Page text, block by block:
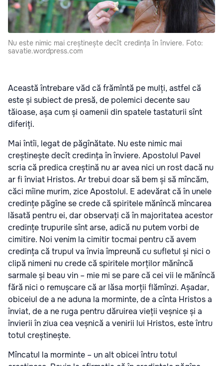
Nu este nimic mai creștinește decît credința în înviere. Foto:
savatie.wordpress.com
Această întrebare văd că frămîntă pe mulți, astfel că
este și subiect de presă, de polemici decente sau
tăioase, așa cum și oamenii din spatele tastaturii sînt
diferiți.
Mai întîi, legat de păgînătate. Nu este nimic mai
creștinește decît credința în înviere. Apostolul Pavel
scria că predica creștină nu ar avea nici un rost dacă nu
ar fi înviat Hristos. Ar trebui doar să bem și să mîncăm,
căci mîine murim, zice Apostolul. E adevărat că în unele
credințe păgîne se crede că spiritele mănîncă mîncarea
lăsată pentru ei, dar observați că în majoritatea acestor
credințe trupurile sînt arse, adică nu putem vorbi de
cimitire. Noi venim la cimitir tocmai pentru că avem
credința că trupul va învia împreună cu sufletul și nici o
clipă nimeni nu crede că spiritele morților mănîncă
sarmale și beau vin – mie mi se pare că cei vii le mănîncă
fără nici o remușcare că ar lăsa morții flămînzi. Așadar,
obiceiul de a ne aduna la morminte, de a cînta Hristos a
înviat, de a ne ruga pentru dăruirea vieții veșnice și a
învierii în ziua cea veșnică a venirii lui Hristos, este întru
totul creștinește.
Mîncatul la morminte – un alt obicei întru totul